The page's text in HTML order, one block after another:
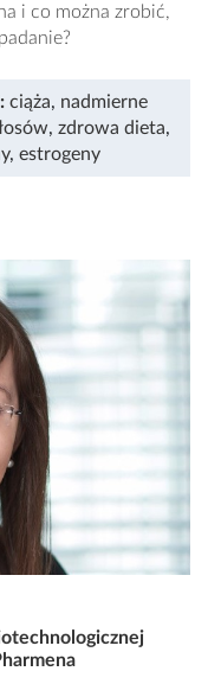
i co można zrobić,
ciąża, nadmierne
, zdrowa dieta,
, estrogeny